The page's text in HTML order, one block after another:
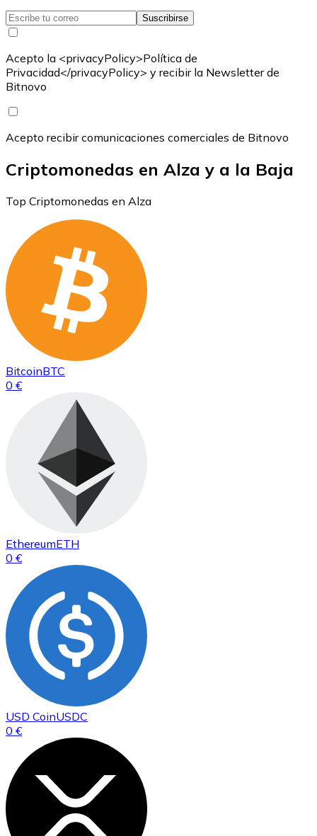
Suscribirse
Acepto la <privacyPolicy>Política de
Privacidad</privacyPolicy> y recibir la Newsletter de
Bitnovo
Acepto recibir comunicaciones comerciales de Bitnovo
Criptomonedas en Alza y a la Baja
Top Criptomonedas en Alza
BitcoinBTC
0 €
EthereumETH
0 €
USD CoinUSDC
0 €